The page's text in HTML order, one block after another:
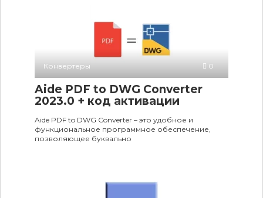
Конвертеры 0
Aide PDF to DWG Converter
2023.0 + код активации
Aide PDF to DWG Converter – это удобное и
функциональное программное обеспечение,
позволяющее буквально